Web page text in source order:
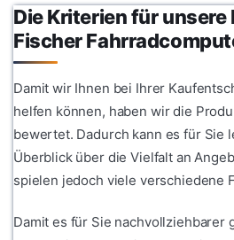
Die Kriterien für
Fischer
Damit wir Ihnen bei Ihrer
helfen können, haben wir die
bewertet. Dadurch kann es für Sie
Überblick über die Vielfalt an
spielen jedoch viele verschiedene
Damit es für Sie nachvollziehbarer